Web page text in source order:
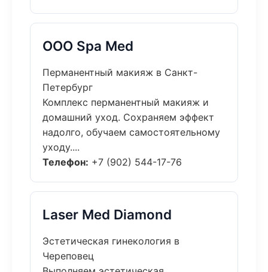
ООО Spa Med
Перманентный макияж в Санкт-
Петербург
Комплекс перманентный макияж и
домашний уход. Сохраняем эффект
надолго, обучаем самостоятельному
уходу....
Телефон: +7 (902) 544-17-76
Laser Med Diamond
Эстетическая гинекология в
Череповец